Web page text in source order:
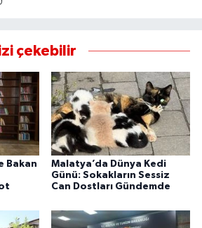
çekebilir
Bakan
Malatya’da Dünya Kedi
Günü: Sokakların Sessiz
Can Dostları Gündemde